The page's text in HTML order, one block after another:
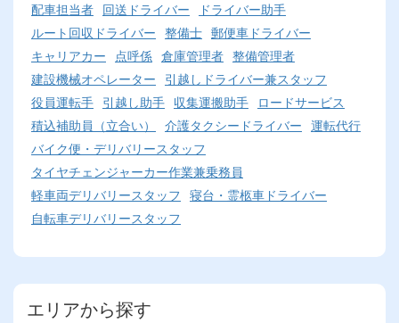
配車担当者 回送ドライバー
ドライバー助手
ルート回収ドライバー 整備士 郵便車ドライバー
キャリアカー
点呼係 倉庫管理者 整備管理者
建設機械オペレーター
引越しドライバー兼スタッフ
役員運転手 引越し助手 収集運搬助手
ロードサービス
積込補助員（立合い）
介護タクシードライバー 運転代行
バイク便・デリバリースタッフ
タイヤチェンジャーカー作業兼乗務員
軽車両デリバリースタッフ 寝台・霊柩車ドライバー
自転車デリバリースタッフ
エリアから探す